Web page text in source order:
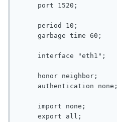
port 1520;
period 10;
garbage time 60;
interface "eth1";
honor neighbor;
authentication none;
import none;
export all;